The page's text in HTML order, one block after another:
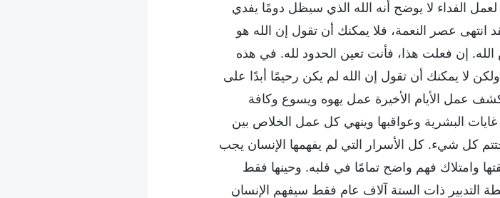
الفداء لا يوضح أنه الله الذي سيظل دومًا يفدي
انتهى عصر النعمة، فلا يمكنك أن تقول إن الله هو
إن فعلت هذا، فأنت تعين الحدود لله. في هذه
لا يمكنك أن تقول إن الله لم يكن رحيمًا أبدًا على
يكشف عمل الأيام الأخيرة عمل يهوه ويسوع وكافة
غايات البشرية وعواقبها وينهي كل عمل الخلاص بين
كل شيء. كل الأسرار التي لم يفهمها الإنسان يجب
وامتلاك فهم واضح تمامًا في قلبه. وحينها فقط
التدبير ذات الستة آلاف عام فقط سيفهم الإنسان